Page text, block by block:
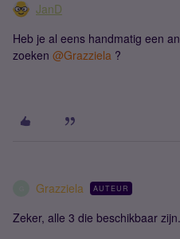
JanD
Heb je al eens handmatig een
zoeken @Grazziela ?
Grazziela AUTEUR
Zeker, alle 3 die beschikbaar zijn.